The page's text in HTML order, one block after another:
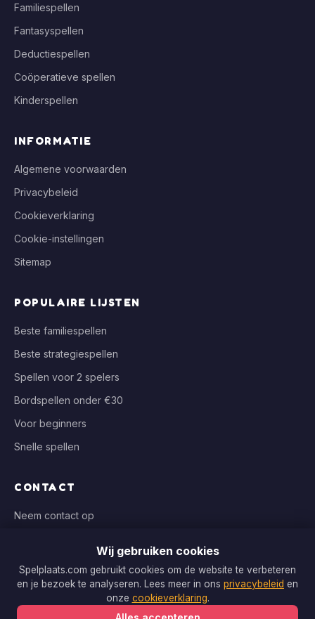
Familiespellen
Fantasyspellen
Deductiespellen
Coöperatieve spellen
Kinderspellen
INFORMATIE
Algemene voorwaarden
Privacybeleid
Cookieverklaring
Cookie-instellingen
Sitemap
POPULAIRE LIJSTEN
Beste familiespellen
Beste strategiespellen
Spellen voor 2 spelers
Bordspellen onder €30
Voor beginners
Snelle spellen
CONTACT
Neem contact op
WIJ VERGELIJKEN BIJ
Bol.com, Spellenrijk, Boardgameshop.nl
Wij gebruiken cookies
Spelplaats.com gebruikt cookies om de website te verbeteren
en je bezoek te analyseren. Lees meer in ons privacybeleid en
onze cookieverklaring.